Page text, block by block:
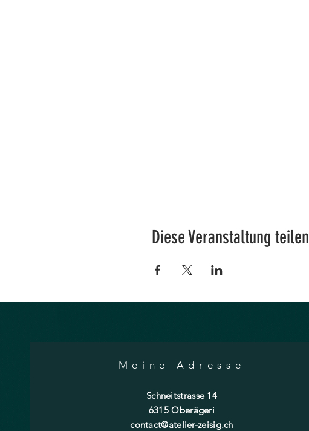
Diese Veranstaltung teilen
Meine Adresse
Schneitstrasse 14
6315 Oberägeri
contact@atelier-zeisig.ch